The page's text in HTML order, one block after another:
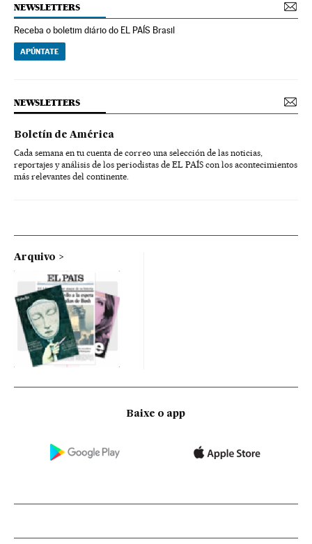
NEWSLETTERS
Receba o boletim diário do EL PAÍS Brasil
APÚNTATE
NEWSLETTERS
Boletín de América
Cada semana en tu cuenta de correo una selección de las noticias,
reportajes y análisis de los periodistas de EL PAÍS con los acontecimientos
más relevantes del continente.
Arquivo
Baixe o app